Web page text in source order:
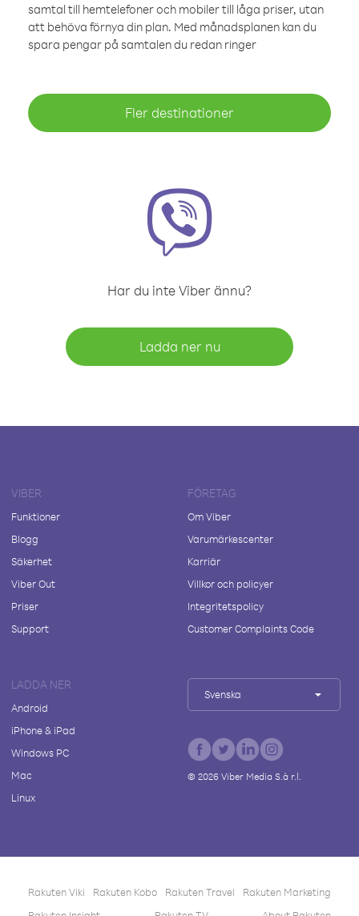
samtal till hemtelefoner och mobiler till låga priser, utan
att behöva förnya din plan. Med månadsplanen kan du
spara pengar på samtalen du redan ringer
Fler destinationer
Har du inte Viber ännu?
Ladda ner nu
VIBER
Funktioner
Blogg
Säkerhet
Viber Out
Priser
Support
FÖRETAG
Om Viber
Varumärkescenter
Karriär
Villkor och policyer
Integritetspolicy
Customer Complaints Code
LADDA NER
Android
iPhone & iPad
Windows PC
Mac
Linux
Svenska
© 2026Viber Media S.à r.l.
Rakuten Viki Rakuten Kobo Rakuten Travel
Rakuten Marketing